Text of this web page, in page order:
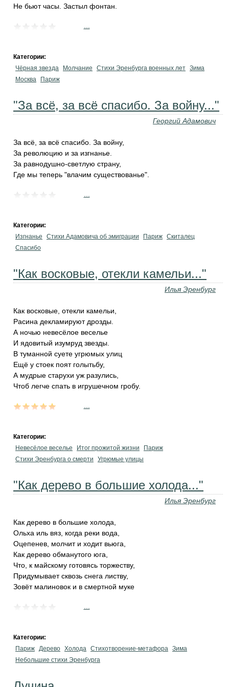
Не бьют часы. Застыл фонтан.
Категории:
Чёрная звезда
Молчание Стихи Эренбурга военных лет Зима
Москва
Париж
"За всё, за всё спасибо. За войну..."
Георгий Адамович
За всё, за всё спасибо. За войну,
За революцию и за изгнанье.
За равнодушно-светлую страну,
Где мы теперь "влачим существованье".
Категории:
Изгнанье
Стихи Адамовича об эмиграции Париж Скиталец
Спасибо
"Как восковые, отекли камельи..."
Илья Эренбург
Как восковые, отекли камельи,
Расина декламируют дрозды.
А ночью невесёлое веселье
И ядовитый изумруд звезды.
В туманной суете угрюмых улиц
Ещё у стоек поят голытьбу,
А мудрые старухи уж разулись,
Чтоб легче спать в игрушечном гробу.
Категории:
Невесёлое веселье
Итог прожитой жизни
Париж
Стихи Эренбурга о смерти
Угрюмые улицы
"Как дерево в большие холода..."
Илья Эренбург
Как дерево в большие холода,
Ольха иль вяз, когда реки вода,
Оцепенев, молчит и ходит вьюга,
Как дерево обманутого юга,
Что, к майскому готовясь торжеству,
Придумывает сквозь снега листву,
Зовёт малиновок и в смертной муке
Категории:
Париж Дерево Холода Стихотворение-метафора Зима
Небольшие стихи Эренбурга